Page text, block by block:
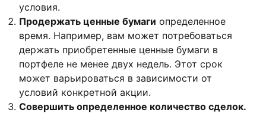
условия.
Продержать ценные бумаги определенное
время. Например, вам может потребоваться
держать приобретенные ценные бумаги в
портфеле не менее двух недель. Этот срок
может варьироваться в зависимости от
условий конкретной акции.
Совершить определенное количество сделок.